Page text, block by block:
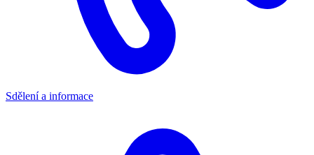
Sdělení a informace